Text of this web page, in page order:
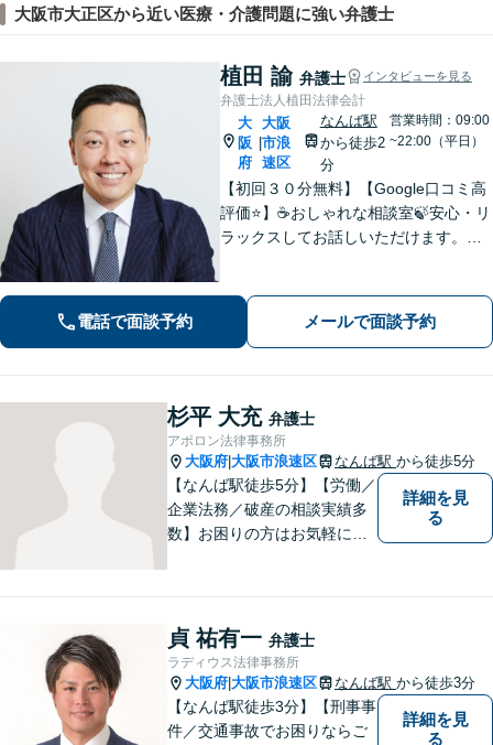
大阪市大正区から近い医療・介護問題に強い弁護士
植田 諭 弁護士 インタビューを見る
弁護士法人植田法律会計
大
阪
府
大阪
市浪
速区
なんば駅
から徒歩2
分
営業時間：09:00
~22:00（平日）
【初回３０分無料】【Google口コミ高
評価⭐️】☕️おしゃれな相談室🍃安心・リ
ラックスしてお話しいただけます。ネ
曜・夜間◎】
電話で面談予約 メールで面談予約
杉平 大充 弁護士
アポロン法律事務所
大阪府 大阪市浪速区 なんば駅 から徒歩5分
【なんば駅徒歩5分】【労働／
企業法務／破産の相談実績多
数】お困りの方はお気軽にご
詳細を見
る
貞 祐有一 弁護士
ラディウス法律事務所
大阪府 大阪市浪速区 なんば駅 から徒歩3分
【なんば駅徒歩3分】【刑事事
件／交通事故でお困りならご
詳細を見
る